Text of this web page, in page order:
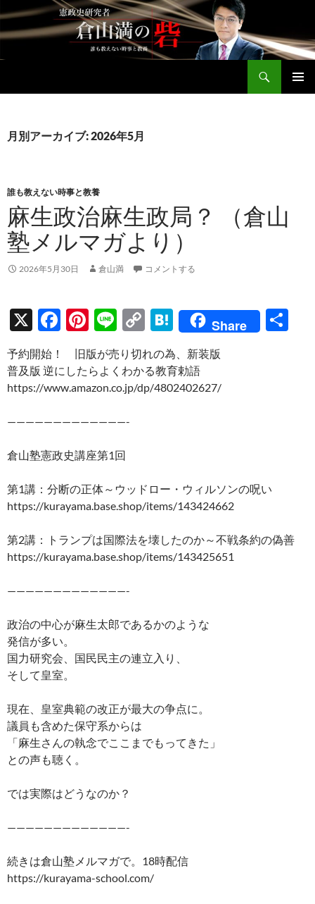
テ
ン
へ
ッ
月別アーカイブ: 2026年5月
誰も教えない時事と教養
麻生政治麻生政局？ （倉山
塾メルマガより）
2026年5月30日 倉山満 コメントする
X
F
ac
e
b
o
k
Pi
nt
er
es
Li
n
e
C
o
p
y
H
at
e
n
Share
予約開始！ 旧版が売り切れの為、新装版
普及版 逆にしたらよくわかる教育勅語
https://www.amazon.co.jp/dp/4802402627/
—————————————-
倉山塾憲政史講座第1回
第1講：分断の正体～ウッドロー・ウィルソンの呪い
https://kurayama.base.shop/items/143424662
第2講：トランプは国際法を壊したのか～不戦条約の偽善
https://kurayama.base.shop/items/143425651
—————————————-
政治の中心が麻生太郎であるかのような
発信が多い。
国力研究会、国民民主の連立入り、
そして皇室。
現在、皇室典範の改正が最大の争点に。
議員も含めた保守系からは
「麻生さんの執念でここまでもってきた」
との声も聴く。
では実際はどうなのか？
—————————————-
続きは倉山塾メルマガで。18時配信
https://kurayama-school.com/